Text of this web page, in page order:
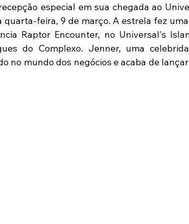
especial em sua chegada ao
quarta-feira, 9 de março. A estrela fez
Raptor Encounter, no Universal's
do Complexo. Jenner, uma
no mundo dos negócios e acaba de